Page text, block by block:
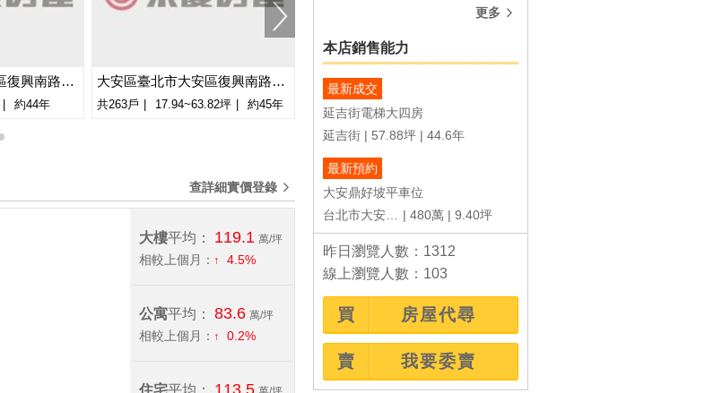
-
大安區臺北市大安區復興南路一段
約44年
大安區臺北市大安區復興南路一段
共263戶 17.94~63.82坪 約45年 共158戶 7.92~55.27坪
查詳細實價登錄
大樓平均： 119.1 萬/坪
相較上個月： 4.5%
公寓平均： 83.6 萬/坪
相較上個月： 0.2%
住宅平均： 113.5
更多
本店銷售能力
最新成交
延吉街電梯大四房
延吉街
57.88坪 44.6年
最新預約
大安鼎好坡平車位
480萬 9.40坪
昨日瀏覽人數：1312
線上瀏覽人數：103
買 房屋代尋
賣 我要委賣